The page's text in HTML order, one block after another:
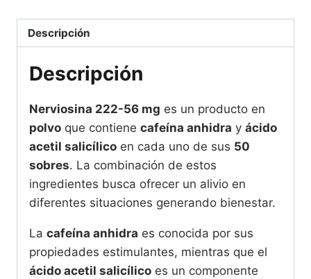
Bienestar
Descripción
Descripción
Nerviosina 222-56 mg es un producto en
polvo que contiene cafeína anhidra y ácido
acetil salicílico en cada uno de sus 50
sobres. La combinación de estos
ingredientes busca ofrecer un alivio en
diferentes situaciones generando bienestar.
La cafeína anhidra es conocida por sus
propiedades estimulantes, mientras que el
ácido acetil salicílico es un componente